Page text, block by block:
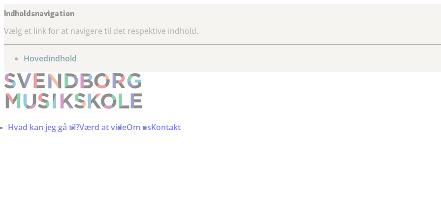
Indholdsnavigation
Vælg et link for at navigere til det respektive indhold.
gå til
Hovedindhold
Hvad kan jeg gå til?Værd at videOm osKontakt